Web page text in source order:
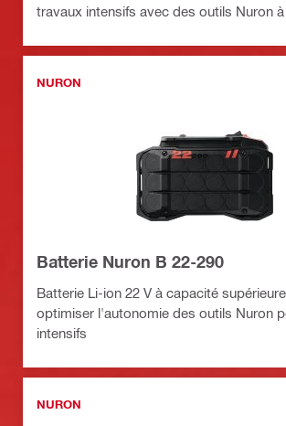
travaux intensifs avec des outils Nuron
NURON
Batterie Nuron B 22-290
Batterie Li-ion 22 V à capacité
optimiser l'autonomie des outils Nuron
intensifs
NURON